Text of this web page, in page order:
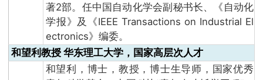
著2部。任中国自动化学会副秘书长、《自动化
学报》及《IEEE Transactions on Industrial El
ectronics》编委。
和望利教授 华东理工大学，国家高层次人才
和望利，博士，教授，博士生导师，国家优秀